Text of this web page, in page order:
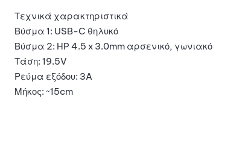
Τεχνικά χαρακτηριστικά
Βύσμα 1: USB-C θηλυκό
Βύσμα 2: HP 4.5 x 3.0mm αρσενικό, γωνιακό
Τάση: 19.5V
Ρεύμα εξόδου: 3A
Μήκος: ~15cm